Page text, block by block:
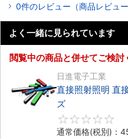
0件のレビュー（商品レビュ
よく一緒に見られています
閲覧中の商品と併せてご検討
日進電子工業
直接照射照明 直
ズ
通常価格(税別)：